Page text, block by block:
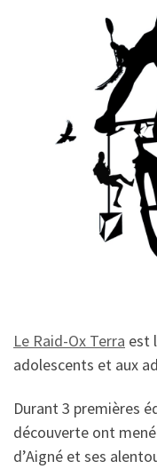
Le Raid-Ox Terra est
adolescents et aux
Durant 3 premières
découverte ont
d’Aigné et ses